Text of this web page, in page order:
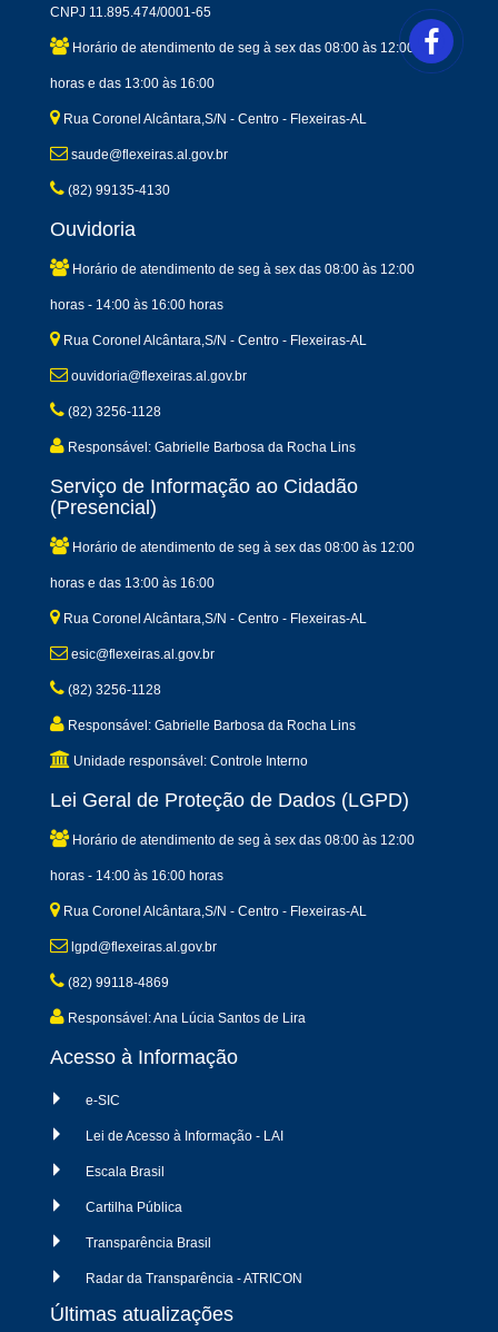
CNPJ 11.895.474/0001-65
Horário de atendimento de seg à sex das 08:00 às 12:00
horas e das 13:00 às 16:00
Rua Coronel Alcântara,S/N - Centro - Flexeiras-AL
saude@flexeiras.al.gov.br
(82) 99135-4130
Ouvidoria
Horário de atendimento de seg à sex das 08:00 às 12:00
horas - 14:00 às 16:00 horas
Rua Coronel Alcântara,S/N - Centro - Flexeiras-AL
ouvidoria@flexeiras.al.gov.br
(82) 3256-1128
Responsável: Gabrielle Barbosa da Rocha Lins
Serviço de Informação ao Cidadão
(Presencial)
Horário de atendimento de seg à sex das 08:00 às 12:00
horas e das 13:00 às 16:00
Rua Coronel Alcântara,S/N - Centro - Flexeiras-AL
esic@flexeiras.al.gov.br
(82) 3256-1128
Responsável: Gabrielle Barbosa da Rocha Lins
Unidade responsável: Controle Interno
Lei Geral de Proteção de Dados (LGPD)
Horário de atendimento de seg à sex das 08:00 às 12:00
horas - 14:00 às 16:00 horas
Rua Coronel Alcântara,S/N - Centro - Flexeiras-AL
lgpd@flexeiras.al.gov.br
(82) 99118-4869
Responsável: Ana Lúcia Santos de Lira
Acesso à Informação
e-SIC
Lei de Acesso à Informação - LAI
Escala Brasil
Cartilha Pública
Transparência Brasil
Radar da Transparência - ATRICON
Últimas atualizações